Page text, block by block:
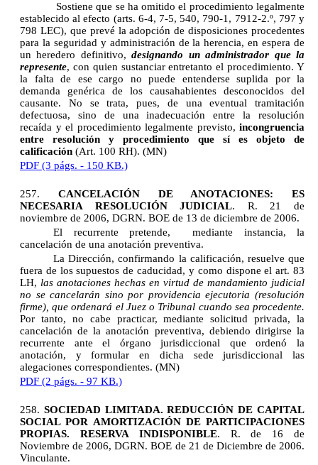
Sostiene que se ha omitido el procedimiento legalmente
establecido al efecto (arts. 6-4, 7-5, 540, 790-1, 7912-2.º, 797 y
798 LEC), que prevé la adopción de disposiciones procedentes
para la seguridad y administración de la herencia, en espera de
un heredero definitivo,designando un administrador que la
represente, con quien sustanciar entretanto el procedimiento. Y
la falta de ese cargo no puede entenderse suplida por la
demanda genérica de los causahabientes desconocidos del
causante. No se trata, pues, de una eventual tramitación
defectuosa, sino de una inadecuación entre la resolución
recaída y el procedimiento legalmente previsto, incongruencia
entre resolución y procedimiento que sí es objeto de
calificación (Art. 100 RH). (MN)
PDF (3 págs. - 150 KB.)
257. CANCELACIÓN DE ANOTACIONES: ES
NECESARIA RESOLUCIÓN JUDICIAL. R. 21 de
noviembre de 2006, DGRN. BOE de 13 de diciembre de 2006.
El recurrente pretende, mediante instancia, la
cancelación de una anotación preventiva.
La Dirección, confirmando la calificación, resuelve que
fuera de los supuestos de caducidad, y como dispone el art. 83
LH, las anotaciones hechas en virtud de mandamiento judicial
no se cancelarán sino por providencia ejecutoria (resolución
firme), que ordenará el Juez o Tribunal cuando sea procedente.
Por tanto, no cabe practicar, mediante solicitud privada, la
cancelación de la anotación preventiva, debiendo dirigirse la
recurrente ante el órgano jurisdiccional que ordenó la
anotación, y formular en dicha sede jurisdiccional las
alegaciones correspondientes. (MN)
PDF (2 págs. - 97 KB.)
258. SOCIEDAD LIMITADA. REDUCCIÓN DE CAPITAL
SOCIAL POR AMORTIZACIÓN DE PARTICIPACIONES
PROPIAS. RESERVA INDISPONIBLE. R. de 16 de
Noviembre de 2006, DGRN. BOE de 21 de Diciembre de 2006.
Vinculante.